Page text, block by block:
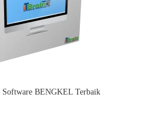
BENGKEL Terbaik